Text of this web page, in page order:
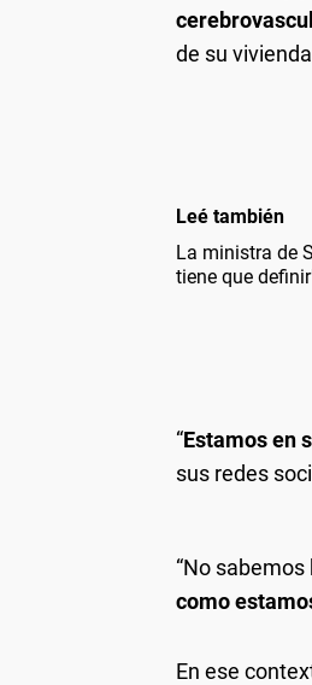
de su
Leé también
La ministra de
tiene que
“Estamos en
sus redes
“No
como
En ese